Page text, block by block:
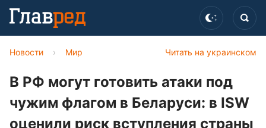
Читать на украинском
Новости › Мир
В РФ могут готовить атаки под
чужим флагом в Беларуси: в ISW
оценили риск вступления страны